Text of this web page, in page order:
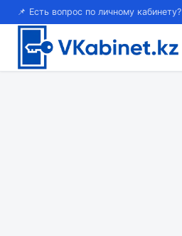
📌 Есть вопрос по личному кабинету?